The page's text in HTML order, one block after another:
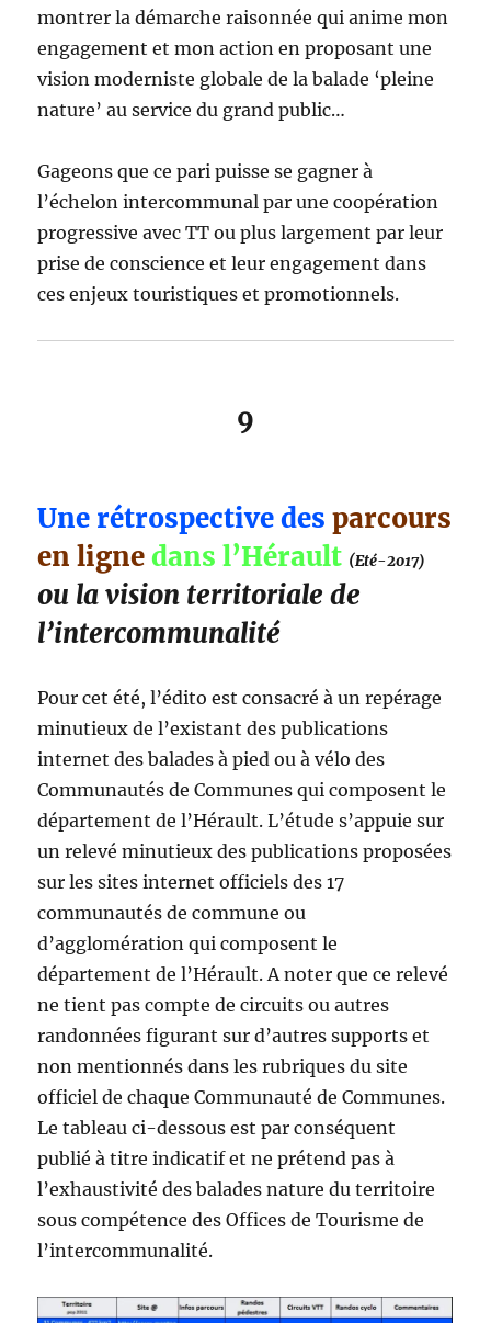
montrer la démarche raisonnée qui anime mon
engagement et mon action en proposant une
vision moderniste globale de la balade ‘pleine
nature’ au service du grand public…
Gageons que ce pari puisse se gagner à
l’échelon intercommunal par une coopération
progressive avec TT ou plus largement par leur
prise de conscience et leur engagement dans
ces enjeux touristiques et promotionnels.
9
Une rétrospective desparcours
en lignedans l’Hérault (Eté-2017)
ou la vision territoriale de
l’intercommunalité
Pour cet été, l’édito est consacré à un repérage
minutieux de l’existant des publications
internet des balades à pied ou à vélo des
Communautés de Communes qui composent le
département de l’Hérault. L’étude s’appuie sur
un relevé minutieux des publications proposées
sur les sites internet officiels des 17
communautés de commune ou
d’agglomération qui composent le
département de l’Hérault. A noter que ce relevé
ne tient pas compte de circuits ou autres
randonnées figurant sur d’autres supports et
non mentionnés dans les rubriques du site
officiel de chaque Communauté de Communes.
Le tableau ci-dessous est par conséquent
publié à titre indicatif et ne prétend pas à
l’exhaustivité des balades nature du territoire
sous compétence des Offices de Tourisme de
l’intercommunalité.